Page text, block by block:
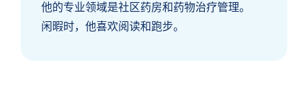
他的专业领域是社区药房和药物治疗管理。
闲暇时，他喜欢阅读和跑步。